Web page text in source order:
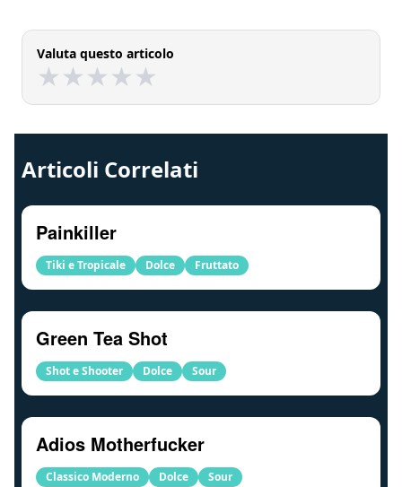
Valuta questo articolo
★
★★
★★
★★
★★
★
Articoli Correlati
Painkiller
Tiki e Tropicale Dolce Fruttato
Green Tea Shot
Shot e Shooter Dolce Sour
Adios Motherfucker
Classico Moderno Dolce Sour